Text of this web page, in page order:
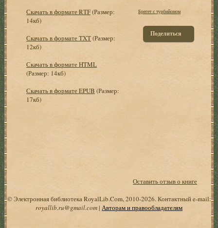
Скачать в формате RTF(Размер:
14кб)
Скачать в формате TXT(Размер:
12кб)
Скачать в формате HTML
(Размер: 14кб)
Скачать в формате EPUB (Размер:
17кб)
Брегет с турбийоном
Поделиться
Оставить отзыв о книге
© Электронная библиотека RoyalLib.Com, 2010-2026. Контактный e-mail:
royallib.ru@gmail.com| Авторам и правообладателям